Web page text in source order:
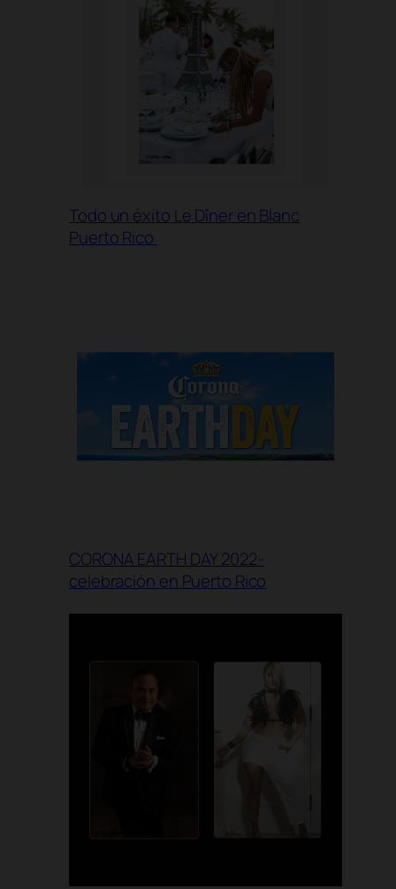
Todo un éxito Le Dîner en Blanc
Puerto Rico
CORONA EARTH DAY 2022-
celebración en Puerto Rico